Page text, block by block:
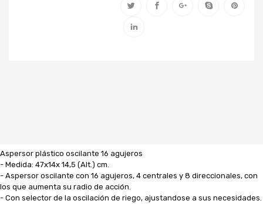
Aspersor plástico oscilante 16 agujeros
- Medida: 47x14x 14,5 (Alt.) cm.
- Aspersor oscilante con 16 agujeros, 4 centrales y 8 direccionales, con
los que aumenta su radio de acción.
- Con selector de la oscilación de riego, ajustandose a sus necesidades.